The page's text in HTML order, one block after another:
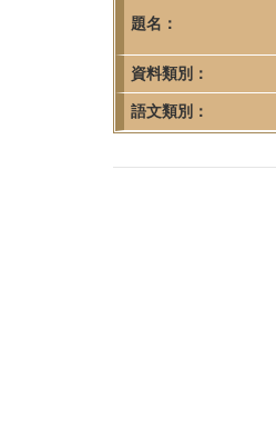
題名：
資料類別：
語文類別：